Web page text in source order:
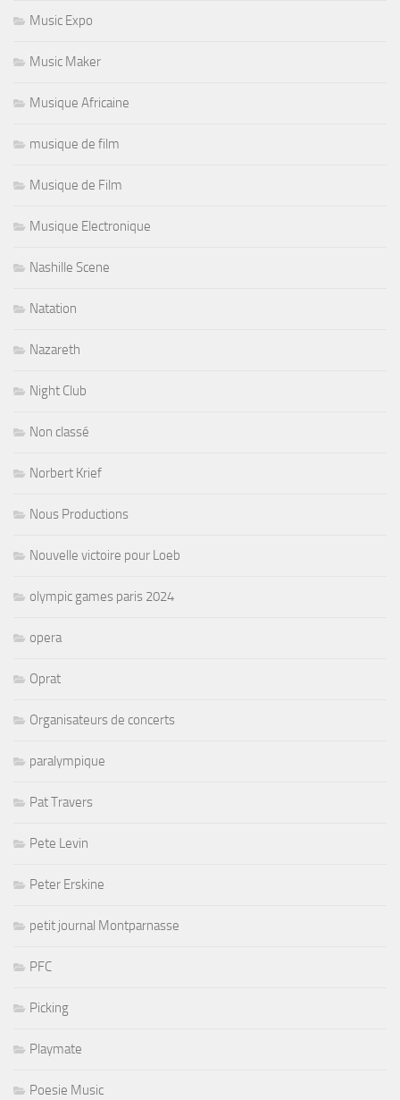
Music Expo
Music Maker
Musique Africaine
musique de film
Musique de Film
Musique Electronique
Nashille Scene
Natation
Nazareth
Night Club
Non classé
Norbert Krief
Nous Productions
Nouvelle victoire pour Loeb
olympic games paris 2024
opera
Oprat
Organisateurs de concerts
paralympique
Pat Travers
Pete Levin
Peter Erskine
petit journal Montparnasse
PFC
Picking
Playmate
Poesie Music